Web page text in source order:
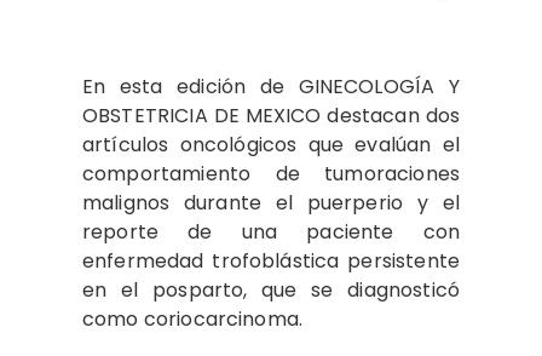
En esta edición de GINECOLOGÍA Y
OBSTETRICIA DE MEXICO destacan dos
artículos oncológicos que evalúan el
comportamiento de tumoraciones
malignos durante el puerperio y el
reporte de una paciente con
enfermedad trofoblástica persistente
en el posparto, que se diagnosticó
como coriocarcinoma.